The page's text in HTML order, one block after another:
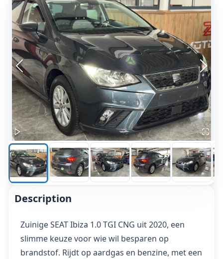
Description
Zuinige SEAT Ibiza 1.0 TGI CNG uit 2020, een
slimme keuze voor wie wil besparen op
brandstof. Rijdt op aardgas en benzine, met een